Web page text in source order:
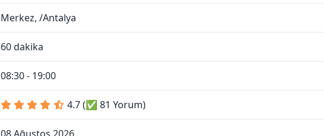
Merkez, /Antalya
60 dakika
08:30 - 19:00
4.7 (✅ 81 Yorum)